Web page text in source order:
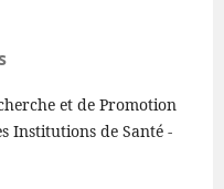
et de Promotion
Institutions de Santé -